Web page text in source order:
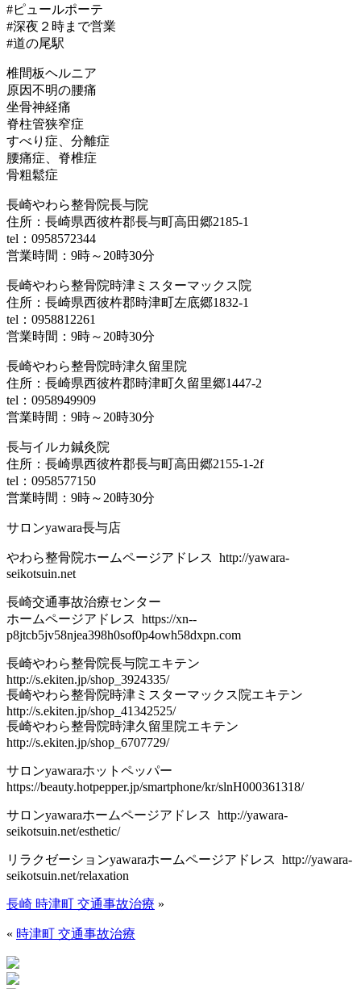
#ピュールポーテ
#深夜２時まで営業
#道の尾駅
椎間板ヘルニア
原因不明の腰痛
坐骨神経痛
脊柱管狭窄症
すべり症、分離症
腰痛症、脊椎症
骨粗鬆症
長崎やわら整骨院長与院
住所：長崎県西彼杵郡長与町高田郷2185-1
tel：0958572344
営業時間：9時～20時30分
長崎やわら整骨院時津ミスターマックス院
住所：長崎県西彼杵郡時津町左底郷1832-1
tel：0958812261
営業時間：9時～20時30分
長崎やわら整骨院時津久留里院
住所：長崎県西彼杵郡時津町久留里郷1447-2
tel：0958949909
営業時間：9時～20時30分
長与イルカ鍼灸院
住所：長崎県西彼杵郡長与町高田郷2155-1-2f
tel：0958577150
営業時間：9時～20時30分
サロンyawara長与店
やわら整骨院ホームページアドレス http://yawara-
seikotsuin.net
長崎交通事故治療センター
ホームページアドレス https://xn--
p8jtcb5jv58njea398h0sof0p4owh58dxpn.com
長崎やわら整骨院長与院エキテン
http://s.ekiten.jp/shop_3924335/
長崎やわら整骨院時津ミスターマックス院エキテン
http://s.ekiten.jp/shop_41342525/
長崎やわら整骨院時津久留里院エキテン
http://s.ekiten.jp/shop_6707729/
サロンyawaraホットペッパー
https://beauty.hotpepper.jp/smartphone/kr/slnH000361318/
サロンyawaraホームページアドレス http://yawara-
seikotsuin.net/esthetic/
リラクゼーションyawaraホームページアドレス http://yawara-
seikotsuin.net/relaxation
長崎 時津町 交通事故治療 »
« 時津町 交通事故治療